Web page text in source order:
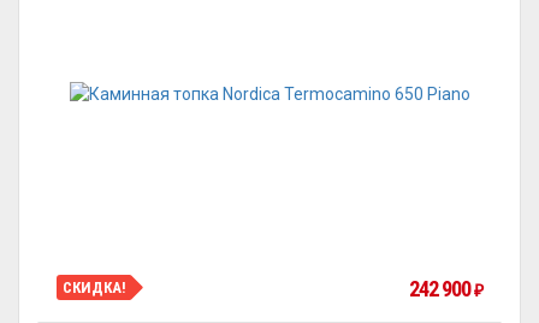
СКИДКА! 242 900₽